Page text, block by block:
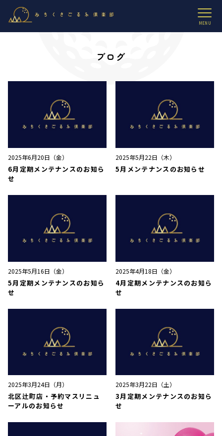
MENU
ブログ
2025年6月20日（金）
6月定期メンテナンスのお知ら
せ
2025年5月22日（木）
5月メンテナンスのお知らせ
2025年5月16日（金）
5月定期メンテナンスのお知ら
せ
2025年4月18日（金）
4月定期メンテナンスのお知ら
せ
2025年3月24日（月）
北区辻町店・予約マスリニュ
ーアルのお知らせ
2025年3月22日（土）
3月定期メンテナンスのお知ら
せ